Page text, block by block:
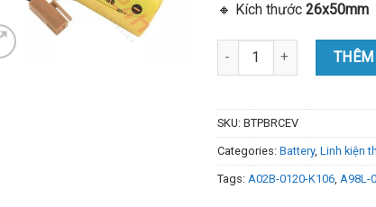
🔸 Kích thước26x50mm
BR-C Pin Lithium
SKU: BTPBRCEV
Categories: Battery, Linh kiện
Tags: A02B-0120-K106, A98L-